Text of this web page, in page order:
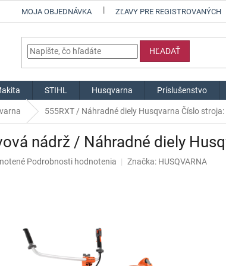
MOJA OBJEDNÁVKA ZĽAVY PRE REGISTROVANÝCH
HĽADAŤ
STIHL Husqvarna Príslušenstvo
555RXT / Náhradné diely Husqvarna Číslo
nádrž / Náhradné diely
Podrobnosti hodnotenia Značka: HUSQVARNA